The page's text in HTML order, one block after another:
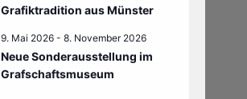
Grafiktradition aus Münster
9. Mai 2026 - 8. November 2026
Neue Sonderausstellung im
Grafschaftsmuseum